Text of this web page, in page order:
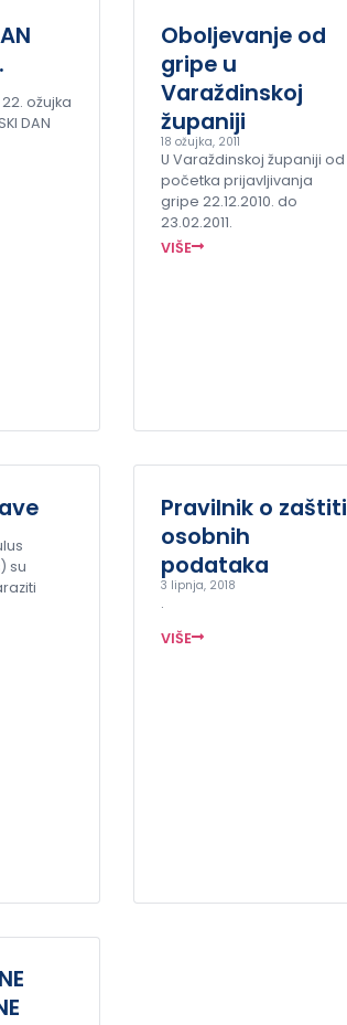
ožujka
DAN
Oboljevanje od
gripe u
Varaždinskoj
županiji
18 ožujka, 2011
U Varaždinskoj županiji od
početka prijavljivanja
gripe 22.12.2010. do
23.02.2011.
VIŠE
su
Pravilnik o zaštiti
osobnih
podataka
3 lipnja, 2018
.
VIŠE